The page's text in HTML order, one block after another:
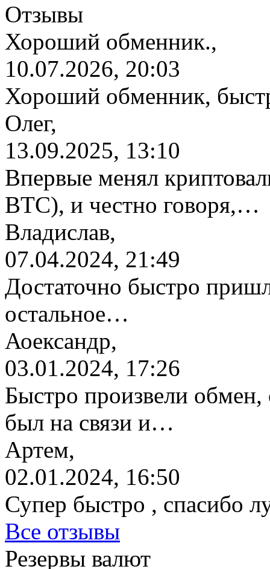
Отзывы
Хороший обменник.,
10.07.2026, 20:03
Хороший обменник,
Олег,
13.09.2025, 13:10
Впервые менял
BTC), и честно говоря,…
Владислав,
07.04.2024, 21:49
Достаточно быстро
остальное…
Аоександр,
03.01.2024, 17:26
Быстро произвели обмен,
был на связи и…
Артем,
02.01.2024, 16:50
Супер быстро , спасибо
Все отзывы
Резервы валют